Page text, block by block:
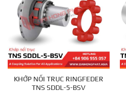
KHỚP NỐI TRỤC RINGFEDER
TNS SDDL-5-BSV